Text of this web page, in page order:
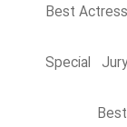
Best
Special